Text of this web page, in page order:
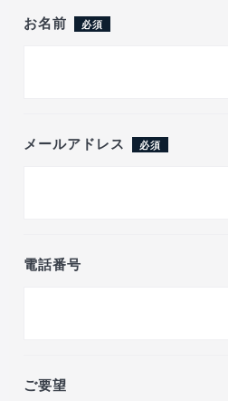
お名前 必須
メールアドレス 必須
電話番号
ご要望